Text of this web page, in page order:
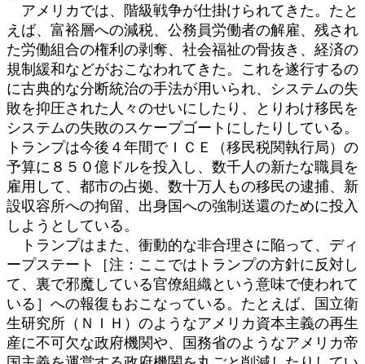
アメリカでは、階級戦争が仕掛けられてきた。たと
えば、富裕層への減税、公務員労働者の解雇、残され
た労働組合の権利の剥奪、社会福祉の骨抜き、経済の
規制緩和などがおこなわれてきた。これを遂行するの
に古典的な分断統治の手法が用いられ、システムの失
敗を抑圧された人々のせいにしたり、とりわけ移民を
システムの失敗のスケープゴートにしたりしている。
トランプは今後４年間でＩＣＥ（移民税関執行局）の
予算に８５０億ドルを投入し、数千人の新たな職員を
雇用して、都市の占拠、数十万人もの移民の逮捕、新
設収容所への拘留、出身国への強制送還のために投入
しようとしている。
トランプはまた、衝動的な非合理さに陥って、ディ
ープステート［注：ここではトランプの方針に反対し
て、裏で邪魔している官僚組織という意味で使われて
いる］への報復もおこなっている。たとえば、国立衛
生研究所（ＮＩＨ）のようなアメリカ資本主義の再生
産に不可欠な政府機関や、国務省のようなアメリカ帝